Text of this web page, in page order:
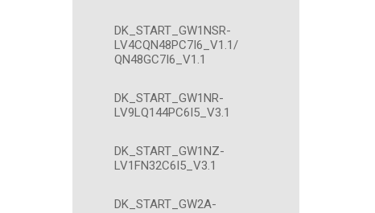
DK_START_GW1NSR-
LV4CQN48PC7I6_V1.1/
QN48GC7I6_V1.1
DK_START_GW1NR-
LV9LQ144PC6I5_V3.1
DK_START_GW1NZ-
LV1FN32C6I5_V3.1
DK_START_GW2A-